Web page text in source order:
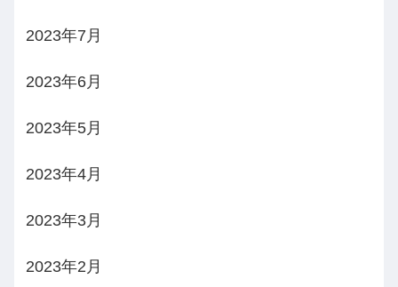
2023年7月
2023年6月
2023年5月
2023年4月
2023年3月
2023年2月